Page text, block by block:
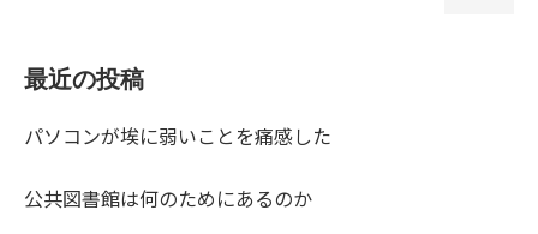
最近の投稿
パソコンが埃に弱いことを痛感した
公共図書館は何のためにあるのか